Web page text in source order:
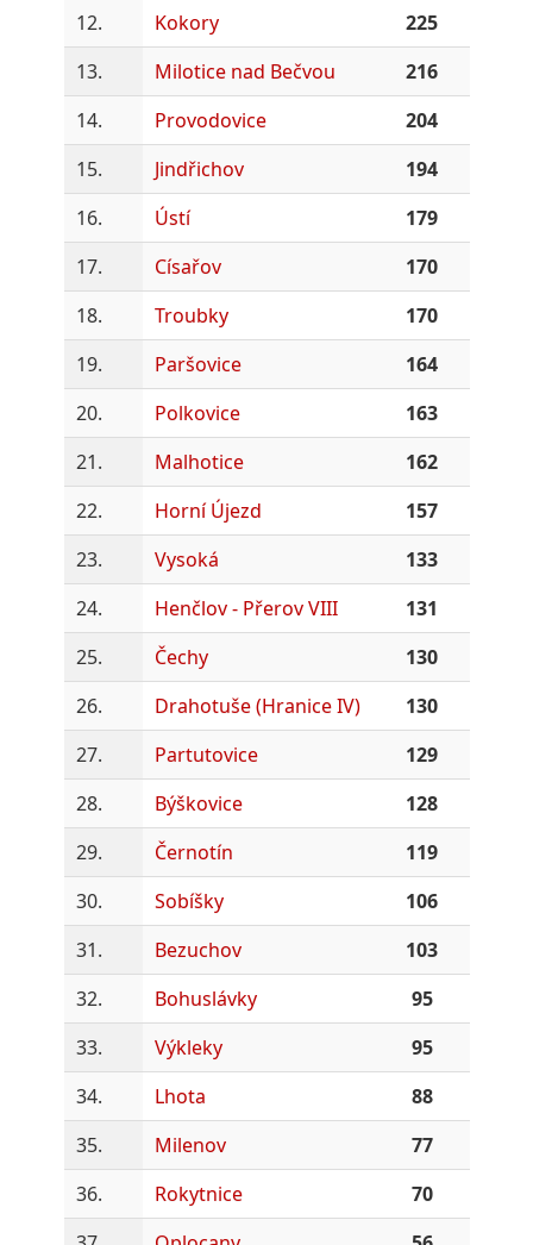
12.
Kokory
225
13.
Milotice nad Bečvou
216
14.
Provodovice
204
15.
Jindřichov
194
16.
Ústí
179
17.
Císařov
170
18.
Troubky
170
19.
Paršovice
164
20.
Polkovice
163
21.
Malhotice
162
22.
Horní Újezd
157
23.
Vysoká
133
24.
Henčlov - Přerov VIII
131
25.
Čechy
130
26.
Drahotuše (Hranice IV)
130
27.
Partutovice
129
28.
Býškovice
128
29.
Černotín
119
30.
Sobíšky
106
31.
Bezuchov
103
32.
Bohuslávky
95
33.
Výkleky
95
34.
Lhota
88
35.
Milenov
77
36.
Rokytnice
70